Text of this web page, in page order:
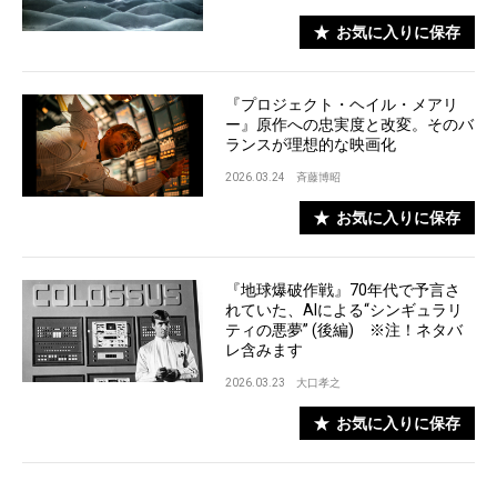
お気に入りに保存
『プロジェクト・ヘイル・メアリ
ー』原作への忠実度と改変。そのバ
ランスが理想的な映画化
2026.03.24 斉藤博昭
お気に入りに保存
『地球爆破作戦』70年代で予言さ
れていた、AIによる“シンギュラリ
ティの悪夢” (後編) ※注！ネタバ
レ含みます
2026.03.23 大口孝之
お気に入りに保存